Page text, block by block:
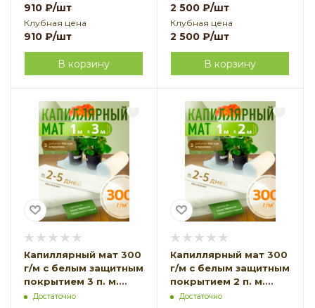
910 ₽/шт
Клубная цена
910 ₽/шт
В корзину
2 500 ₽/шт
Клубная цена
2 500 ₽/шт
В корзину
Капиллярный мат 300
г/м с белым защитным
покрытием 3 п. м.
Благодатное
Достаточно
Капиллярный мат 300
г/м с белым защитным
покрытием 2 п. м.
Благодатное
Достаточно